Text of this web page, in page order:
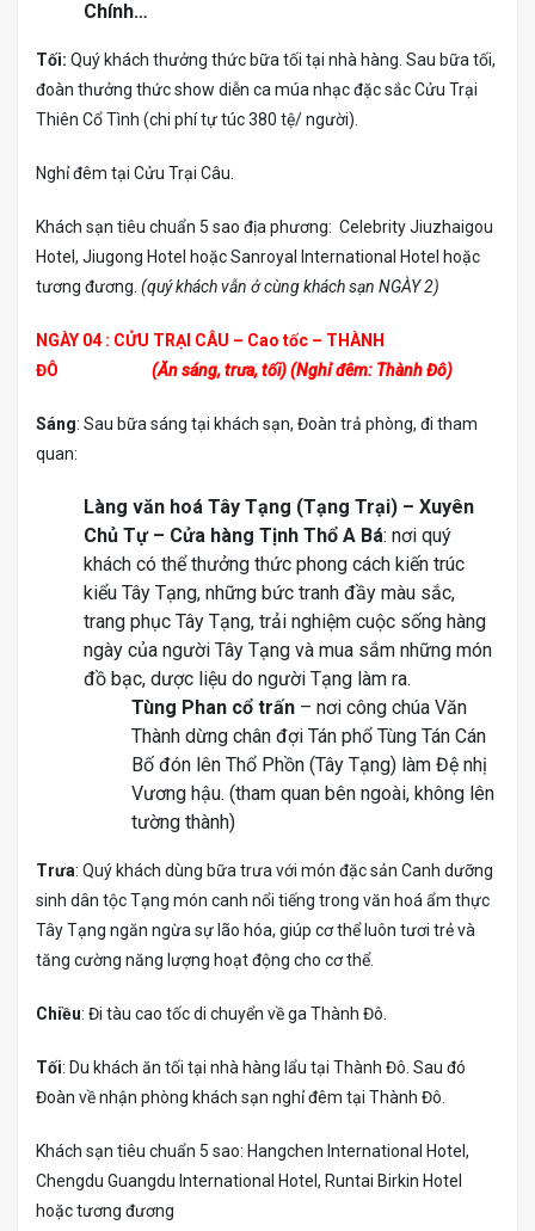
Chính…
Tối: Quý khách thưởng thức bữa tối tại nhà hàng. Sau bữa tối,
đoàn thưởng thức show diễn ca múa nhạc đặc sắc Cửu Trại
Thiên Cổ Tình (chi phí tự túc 380 tệ/ người).
Nghỉ đêm tại Cửu Trại Câu.
Khách sạn tiêu chuẩn 5 sao địa phương: Celebrity Jiuzhaigou
Hotel, Jiugong Hotel hoặc Sanroyal International Hotel hoặc
tương đương. (quý khách vẫn ở cùng khách sạn NGÀY 2)
NGÀY 04 : CỬU TRẠI CÂU – Cao tốc – THÀNH
ĐÔ (Ăn sáng, trưa, tối) (Nghỉ đêm: Thành Đô)
Sáng: Sau bữa sáng tại khách sạn, Đoàn trả phòng, đi tham
quan:
Làng văn hoá Tây Tạng (Tạng Trại) – Xuyên
Chủ Tự – Cửa hàng Tịnh Thổ A Bá: nơi quý
khách có thể thưởng thức phong cách kiến trúc
kiểu Tây Tạng, những bức tranh đầy màu sắc,
trang phục Tây Tạng, trải nghiệm cuộc sống hàng
ngày của người Tây Tạng và mua sắm những món
đồ bạc, dược liệu do người Tạng làm ra.
Tùng Phan cổ trấn – nơi công chúa Văn
Thành dừng chân đợi Tán phổ Tùng Tán Cán
Bố đón lên Thổ Phồn (Tây Tạng) làm Đệ nhị
Vương hậu. (tham quan bên ngoài, không lên
tường thành)
Trưa: Quý khách dùng bữa trưa với món đặc sản Canh dưỡng
sinh dân tộc Tạng món canh nổi tiếng trong văn hoá ẩm thực
Tây Tạng ngăn ngừa sự lão hóa, giúp cơ thể luôn tươi trẻ và
tăng cường năng lượng hoạt động cho cơ thể.
Chiều: Đi tàu cao tốc di chuyển về ga Thành Đô.
Tối: Du khách ăn tối tại nhà hàng lẩu tại Thành Đô. Sau đó
Đoàn về nhận phòng khách sạn nghỉ đêm tại Thành Đô.
Khách sạn tiêu chuẩn 5 sao: Hangchen International Hotel,
Chengdu Guangdu International Hotel, Runtai Birkin Hotel
hoặc tương đương